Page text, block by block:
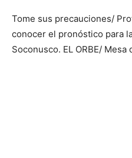
Tome sus precauciones/
conocer el pronóstico para
Soconusco. EL ORBE/ Mesa